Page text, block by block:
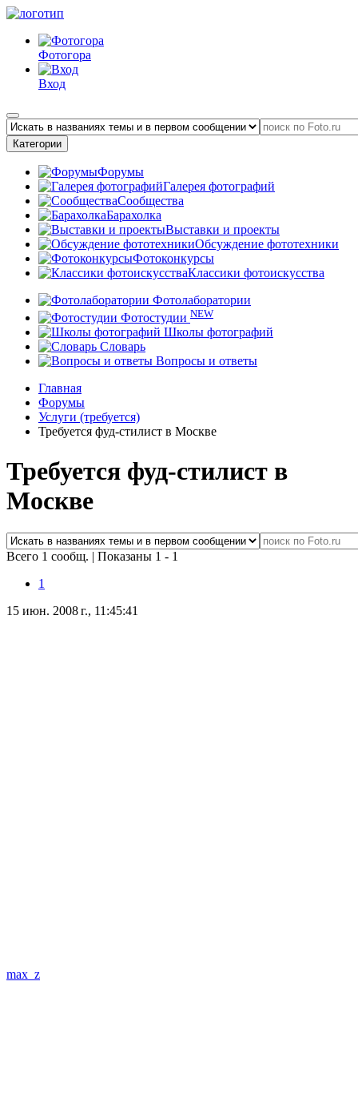
Фотогора
Вход
Категории
Форумы
Галерея фотографий
Сообщества
Барахолка
Выставки и проекты
Обсуждение фототехники
Фотоконкурсы
Классики фотоискусства
Фотолаборатории
Фотостудии NEW
Школы фотографий
Словарь
Вопросы и ответы
Главная
Форумы
Услуги (требуется)
Требуется фуд-стилист в Москве
Требуется фуд-стилист в
Москве
Всего 1 сообщ. | Показаны 1 - 1
1
15 июн. 2008 г., 11:45:41
max_z